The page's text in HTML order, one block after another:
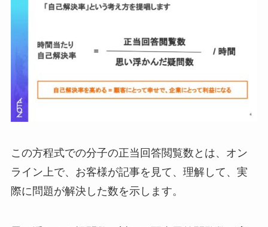
この方程式での分子の正当回答閲覧数とは、オン
ライン上で、お客様が記事を見て、理解して、実
際に問題が解決した数を示します。